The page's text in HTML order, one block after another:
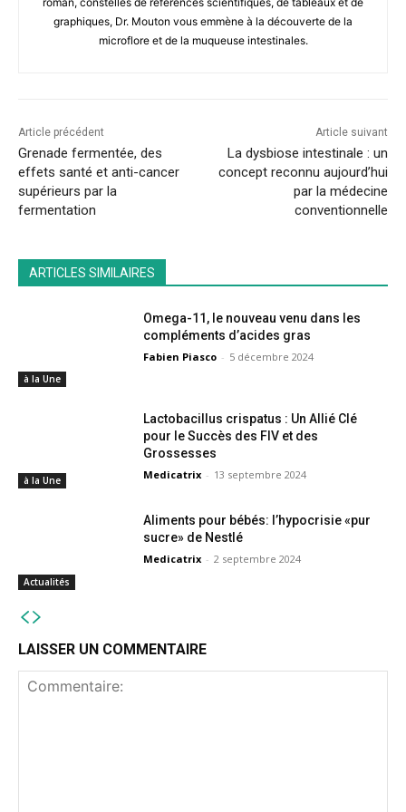
graphiques, Dr. Mouton vous emmène à la découverte de la
microflore et de la muqueuse intestinales.
Article précédent
Grenade fermentée, des
effets santé et anti-cancer
supérieurs par la
fermentation
Article suivant
La dysbiose intestinale : un
concept reconnu aujourd’hui
par la médecine
conventionnelle
ARTICLES SIMILAIRES
à la Une
Omega-11, le nouveau venu dans les
compléments d’acides gras
Fabien Piasco - 5 décembre 2024
à la Une
Lactobacillus crispatus : Un Allié Clé
pour le Succès des FIV et des
Grossesses
Medicatrix - 13 septembre 2024
Actualités
Aliments pour bébés: l’hypocrisie «pur
sucre» de Nestlé
Medicatrix - 2 septembre 2024
LAISSER UN COMMENTAIRE